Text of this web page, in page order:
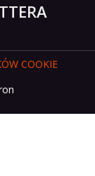
COOKIE